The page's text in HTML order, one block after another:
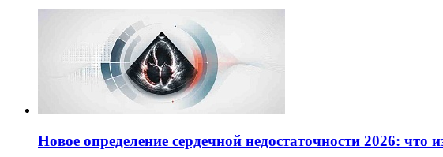
Новое определение сердечной недостаточности 2026: